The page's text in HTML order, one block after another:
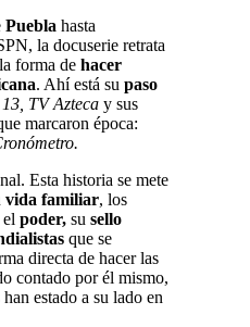
Puebla hasta
la docuserie retrata
la forma de hacer
. Ahí está su paso
TV Azteca y sus
marcaron época:
Esta historia se mete
vida familiar, los
poder, su sello
que se
directa de hacer las
contado por él mismo,
estado a su lado en